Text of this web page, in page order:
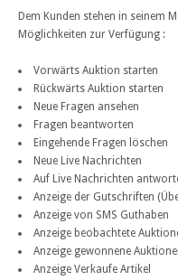
Dem Kunden stehen in seinem
Möglichkeiten zur Verfügung :
Vorwärts Auktion starten
Rückwärts Auktion starten
Neue Fragen ansehen
Fragen beantworten
Eingehende Fragen löschen
Neue Live Nachrichten
Auf Live Nachrichten
Anzeige der Gutschriften
Anzeige von SMS Guthaben
Anzeige beobachtete
Anzeige gewonnene
Anzeige Verkaufe Artikel